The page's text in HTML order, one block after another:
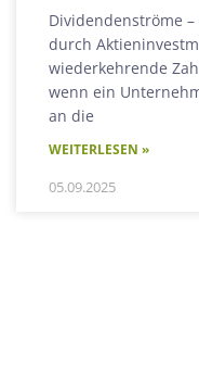
Dividendenströme
durch
wiederkehrende
wenn ein
an die
WEITERLESEN »
05.09.2025